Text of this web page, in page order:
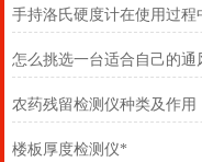
怎么挑选一台适合自己的通
农药残留检测仪种类及作用
楼板厚度检测仪*